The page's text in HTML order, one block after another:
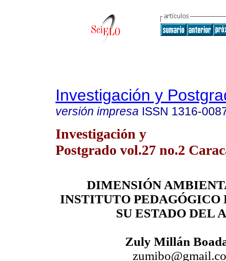
Investigación y
versión impresa ISSN 1316-
Investigación y
Postgrado vol.27 no.2
DIMENSIÓN
INSTITUTO PEDAGÓGICO
SU ESTADO DEL
Zuly Millán